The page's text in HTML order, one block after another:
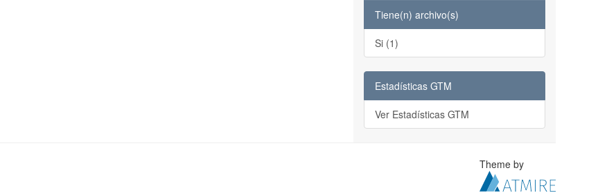
Tiene(n) archivo(s)
Si (1)
Estadísticas GTM
Ver Estadísticas GTM
Theme by